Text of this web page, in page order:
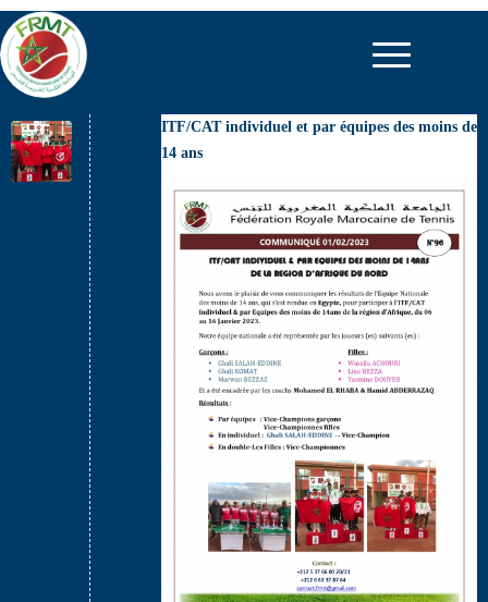
ITF/CAT individuel et par équipes des moins de
14 ans